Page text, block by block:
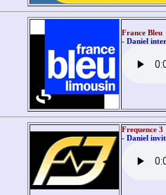
France Bleu
- Daniel
Frequence 3
- Daniel